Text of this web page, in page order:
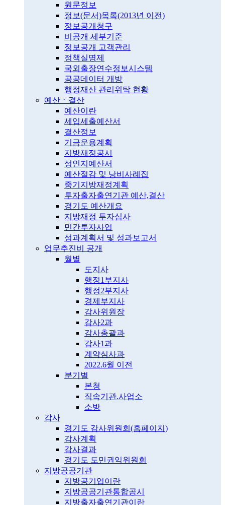
원문정보
정보(문서)목록(2013년 이전)
정보공개청구
비공개 세부기준
정보공개 고객관리
정책실명제
국외출장연수정보시스템
공공데이터 개방
행정재산 관리위탁 현황
예산ㆍ결산
예산이란
세입세출예산서
결산정보
기금운용계획
지방재정공시
성인지예산서
예산절감 및 낭비사례집
중기지방재정계획
투자출자출연기관 예산,결산
경기도 예산개요
지방재정 투자심사
민간투자사업
성과계획서 및 성과보고서
업무추진비 공개
월별
도지사
행정1부지사
행정2부지사
경제부지사
감사위원장
감사2과
감사총괄과
감사1과
계약심사과
2022.6월 이전
분기별
본청
직속기관.사업소
소방
감사
경기도 감사위원회(홈페이지)
감사계획
감사결과
경기도 도민권익위원회
지방공공기관
지방공기업이란
지방공공기관통합공시
지방출자출연기관이란